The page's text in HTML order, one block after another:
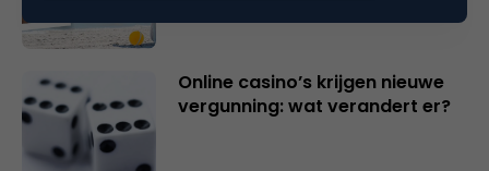
Online casino’s krijgen nieuwe
vergunning: wat verandert er?